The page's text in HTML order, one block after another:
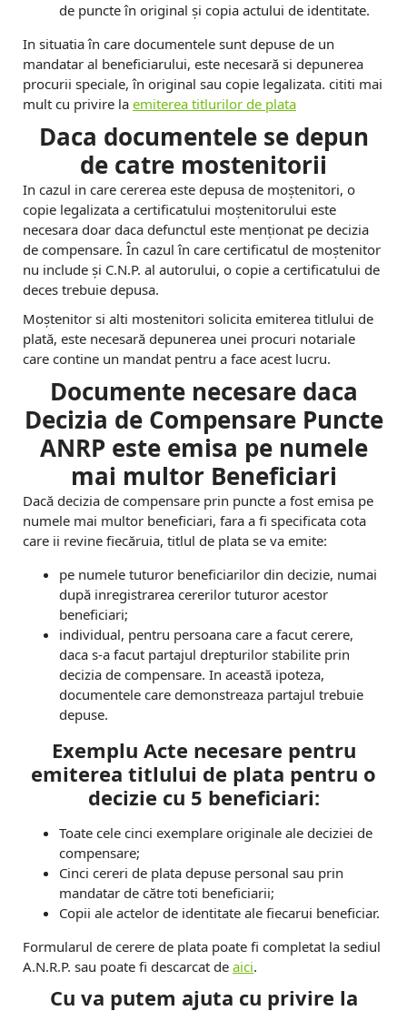
a
n
d
de puncte în original și copia actului de identitate.
In situatia în care documentele sunt depuse de un
mandatar al beneficiarului, este necesară si depunerea
procurii speciale, în original sau copie legalizata. cititi mai
mult cu privire la emiterea titlurilor de plata
Daca documentele se depun
de catre mostenitorii
In cazul in care cererea este depusa de moștenitori, o
copie legalizata a certificatului moștenitorului este
necesara doar daca defunctul este menționat pe decizia
de compensare. În cazul în care certificatul de moștenitor
nu include și C.N.P. al autorului, o copie a certificatului de
deces trebuie depusa.
Moștenitor si alti mostenitori solicita emiterea titlului de
plată, este necesară depunerea unei procuri notariale
care contine un mandat pentru a face acest lucru.
Documente necesare daca
Decizia de Compensare Puncte
ANRP este emisa pe numele
mai multor Beneficiari
Dacă decizia de compensare prin puncte a fost emisa pe
numele mai multor beneficiari, fara a fi specificata cota
care ii revine fiecăruia, titlul de plata se va emite:
pe numele tuturor beneficiarilor din decizie, numai
după inregistrarea cererilor tuturor acestor
beneficiari;
individual, pentru persoana care a facut cerere,
daca s-a facut partajul drepturilor stabilite prin
decizia de compensare. In această ipoteza,
documentele care demonstreaza partajul trebuie
depuse.
Exemplu Acte necesare pentru
emiterea titlului de plata pentru o
decizie cu 5 beneficiari:
Toate cele cinci exemplare originale ale deciziei de
compensare;
Cinci cereri de plata depuse personal sau prin
mandatar de către toti beneficiarii;
Copii ale actelor de identitate ale fiecarui beneficiar.
Formularul de cerere de plata poate fi completat la sediul
A.N.R.P. sau poate fi descarcat de aici.
Cu va putem ajuta cu privire la